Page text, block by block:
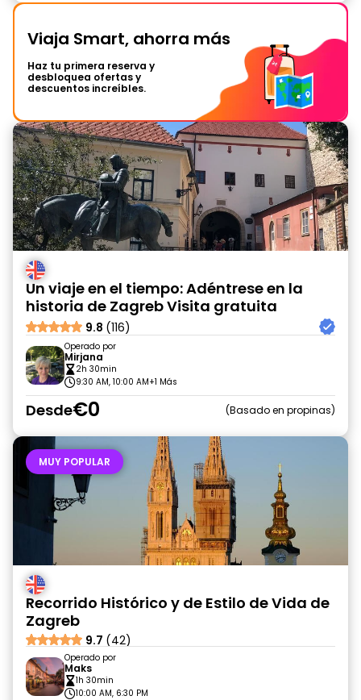
Viaja Smart, ahorra más
Haz tu primera reserva y
desbloquea ofertas y
descuentos increíbles.
Un viaje en el tiempo: Adéntrese en la
historia de Zagreb Visita gratuita
9.8 (116)
Operado por
Mirjana
2h 30min
9:30 AM, 10:00 AM+1 Más
Desde€0 Basado en propinas
MUY POPULAR
Recorrido Histórico y de Estilo de Vida de
Zagreb
9.7 (42)
Operado por
Maks
1h 30min
10:00 AM, 6:30 PM